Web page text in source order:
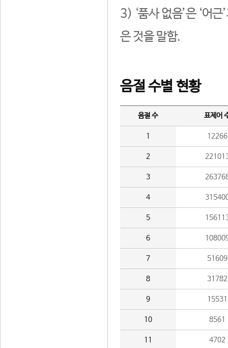
3) ‘품사 없음’은 ‘어
은 것을 말함.
음절 수별 현황
음절 수 표제어
1 12266
2
3
4
5
6
7 51609
8 31782
9 15531
10 8561
11 4702